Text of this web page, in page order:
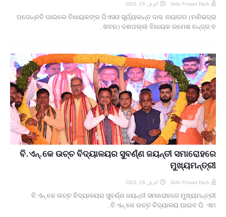
Debi Prasad Dash أبريل 29, 2026
ପଦୋନ୍ନତି ପାଇଲେ ବିଧାୟକଙ୍କ ପିଏସଓ ସୂର୍ଯ୍ୟକାନ୍ତ ଦାସ ନୟାଗଡ (ମଣିଭଦ୍ରା
ଖବର) ଦଶପଲ୍ଲା ବିଧାୟକ ରମେଶ ଚନ୍ଦ୍ର ବ…
ବି.ଏନ୍.କେ ଉଚ୍ଚ ବିଦ୍ୟାଳୟର ସୁବର୍ଣ୍ଣ ଜୟନ୍ତୀ ସମାରୋହରେ
ମୁଖ୍ୟମନ୍ତ୍ରୀ
Debi Prasad Dash أبريل 28, 2026
ବି.ଏନ୍.କେ ଉଚ୍ଚ ବିଦ୍ୟାଳୟର ସୁବର୍ଣ୍ଣ ଜୟନ୍ତୀ ସମାରୋହରେ ମୁଖ୍ୟମନ୍ତ୍ରୀ
ବି.ଏନ୍.କେ ଉଚ୍ଚ ବିଦ୍ୟାଳୟ ପାଇବ ପି. ଏମ…